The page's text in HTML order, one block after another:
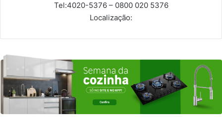
Tel:4020-5376 – 0800 020 5376
Localização: